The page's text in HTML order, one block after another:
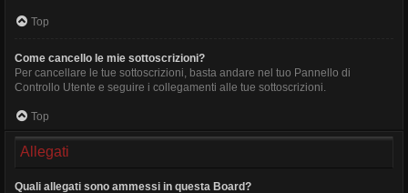
Top
Come cancello le mie sottoscrizioni?
Per cancellare le tue sottoscrizioni, basta andare nel tuo Pannello di
Controllo Utente e seguire i collegamenti alle tue sottoscrizioni.
Top
Allegati
Quali allegati sono ammessi in questa Board?